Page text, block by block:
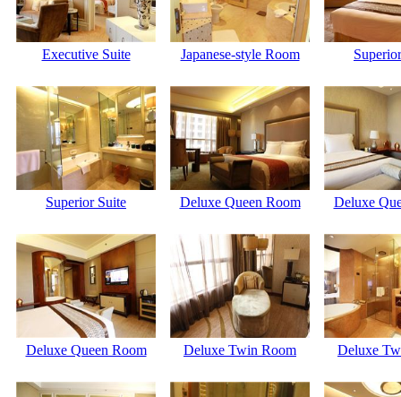
Executive Suite Japanese-style Room
Superior Suite Deluxe Queen Room Deluxe
Deluxe Queen Room Deluxe Twin Room Deluxe